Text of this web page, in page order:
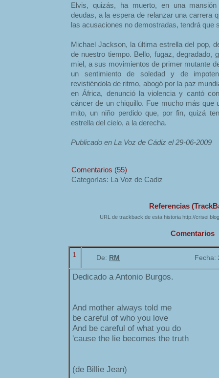
Elvis, quizás, ha muerto, en una
deudas, a la espera de relanzar una carrera
las acusaciones no demostradas, tendrá que
Michael Jackson, la última estrella del pop,
de nuestro tiempo. Bello, fugaz, degradado,
miel, a sus movimientos de primer mutante
un sentimiento de soledad y de
revistiéndola de ritmo, abogó por la paz
en África, denunció la violencia y cantó
cáncer de un chiquillo. Fue mucho más que
mito, un niño perdido que, por fin, quizá
estrella del cielo, a la derecha.
Publicado en La Voz de Cádiz el 29-06-2009
Comentarios (55)
Categorías: La Voz de Cadiz
Referencias
URL de trackback de esta historia http://
Comentarios
1 De: RM Fecha:
Dedicado a Antonio Burgos.
And mother always told me
be careful of who you love
And be careful of what you do
'cause the lie becomes the truth
(de Billie Jean)